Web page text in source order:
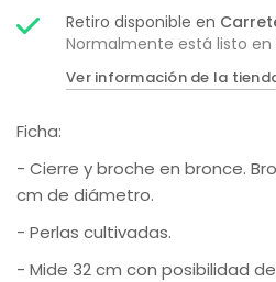
Retiro disponible en
Normalmente está listo en
Ver información de la
Ficha:
- Cierre y broche en bronce.
cm de diámetro.
- Perlas cultivadas.
- Mide 32 cm con posibilidad